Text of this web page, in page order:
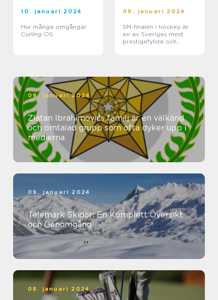
10. januari 2024
Hur många omgångar
Curling-OS
09. januari 2024
SM-finalen i hockey är
en av Sveriges mest
prestigefyllda och
09. januari 2024
Zlatan Ibrahimovićs familj är en välkänd
och omtalad grupp som ofta dyker upp i
medierna
09. januari 2024
Telemark Skidor: En Komplett Översikt
och Genomgång
08. januari 2024